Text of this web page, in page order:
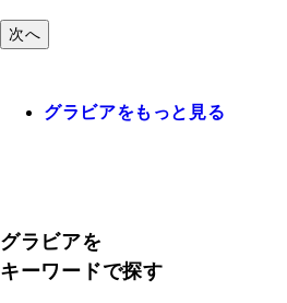
次へ
グラビアをもっと見る
グラビアを
キーワードで探す